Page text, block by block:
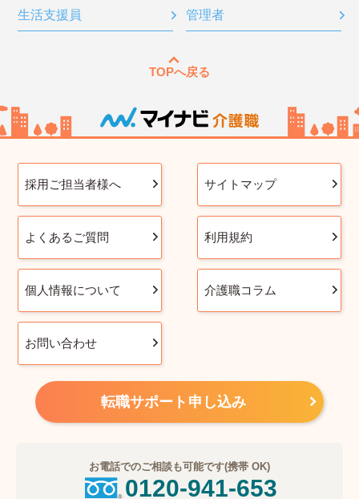
生活支援員 管理者
TOPへ戻る
採用ご担当者様へ サイトマップ
よくあるご質問 利用規約
個人情報について 介護職コラム
お問い合わせ
転職サポート申し込み
お電話でのご相談も可能です(携帯 OK)
0120-941-653